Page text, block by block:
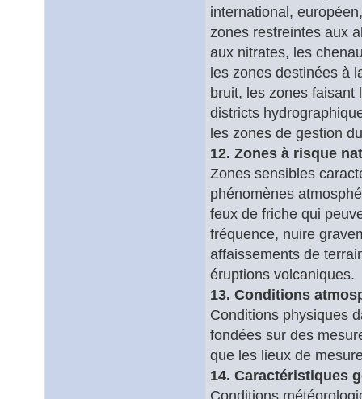
international,
zones restreintes aux
aux nitrates, les
les zones destinées à
bruit, les zones faisant
districts
les zones de gestion
12. Zones à risque
Zones sensibles
phénomènes
feux de friche qui
fréquence, nuire
affaissements de
éruptions volcaniques.
13. Conditions
Conditions physiques
fondées sur des
que les lieux de
14. Caractéristiques
Conditions